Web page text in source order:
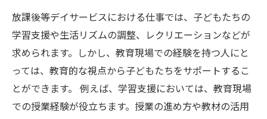
放課後等デイサービスにおける仕事では、子どもたちの
学習支援や生活リズムの調整、レクリエーションなどが
求められます。しかし、教育現場での経験を持つ人にと
っては、教育的な視点から子どもたちをサポートするこ
とができます。 例えば、学習支援においては、教育現場
での授業経験が役立ちます。授業の進め方や教材の活用